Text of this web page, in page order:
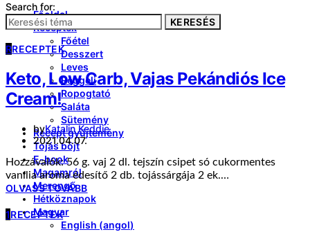
Főoldal
Receptek
Főétel
Desszert
Leves
Reggeli
Ropogtató
Saláta
Sütemény
Recept gyűjtemény
Tojás böjt
E-book
Magamról
Merengő
Hétköznapok
Magyar
English (angol)
Search for:
KERESÉS
RRECEPTEK
Keto, Low Carb, Vajas Pekándiós Ice
Cream!
byKatalin Keddie
2021.04.07.
Hozzávalók: 56 g. vaj 2 dl. tejszín csipet só cukormentes
vanília aroma édesítő 2 db. tojássárgája 2 ek.…
OLVASS TOVÁBB
1RECEPTEK